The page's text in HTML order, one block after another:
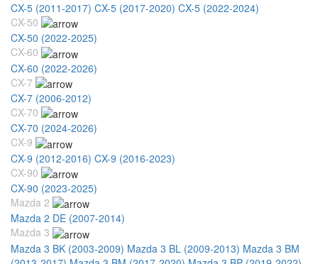
CX-5 (2011-2017) CX-5 (2017-2020) CX-5 (2022-2024)
CX-50
CX-50 (2022-2025)
CX-60
CX-60 (2022-2026)
CX-7
CX-7 (2006-2012)
CX-70
CX-70 (2024-2026)
CX-9
CX-9 (2012-2016) CX-9 (2016-2023)
CX-90
CX-90 (2023-2025)
Mazda 2
Mazda 2 DE (2007-2014)
Mazda 3
Mazda 3 BK (2003-2009) Mazda 3 BL (2009-2013) Mazda 3 BM